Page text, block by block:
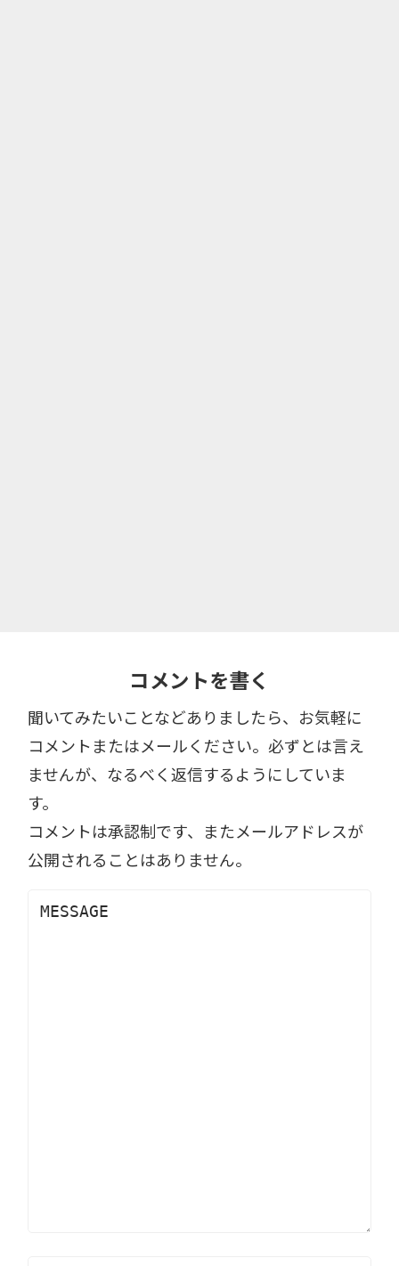
コメントを書く
聞いてみたいことなどありましたら、お気軽に
コメントまたはメールください。必ずとは言え
ませんが、なるべく返信するようにしていま
す。
コメントは承認制です、またメールアドレスが
公開されることはありません。